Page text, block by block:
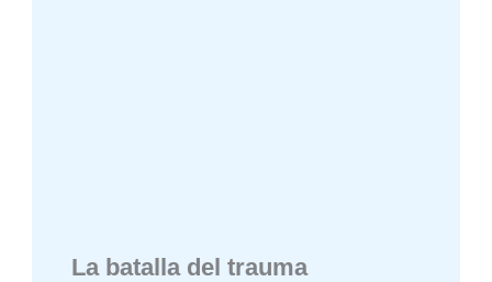
La batalla del trauma